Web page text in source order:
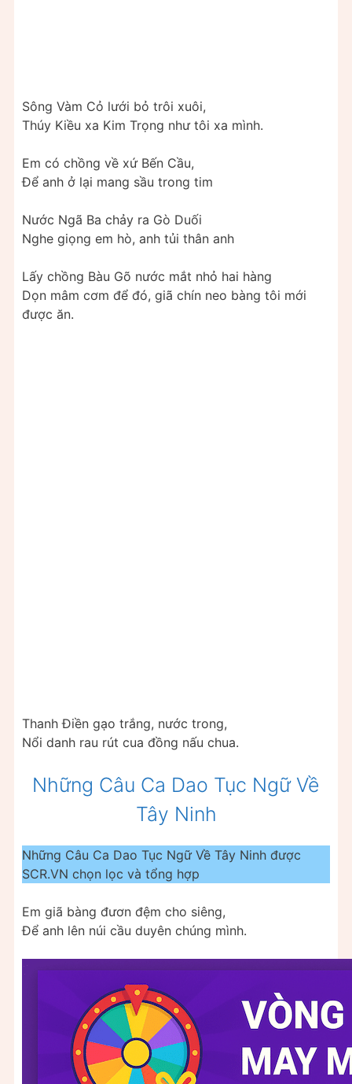
Sông Vàm Cỏ lưới bỏ trôi xuôi,
Thúy Kiều xa Kim Trọng như tôi xa mình.
Em có chồng về xứ Bến Cầu,
Để anh ở lại mang sầu trong tim
Nước Ngã Ba chảy ra Gò Duối
Nghe giọng em hò, anh tủi thân anh
Lấy chồng Bàu Gõ nước mắt nhỏ hai hàng
Dọn mâm cơm để đó, giã chín neo bàng tôi mới
được ăn.
Thanh Điền gạo trắng, nước trong,
Nổi danh rau rút cua đồng nấu chua.
Những Câu Ca Dao Tục Ngữ Về
Tây Ninh
Những Câu Ca Dao Tục Ngữ Về Tây Ninh được
SCR.VN chọn lọc và tổng hợp
Em giã bàng đươn đệm cho siêng,
Để anh lên núi cầu duyên chúng mình.